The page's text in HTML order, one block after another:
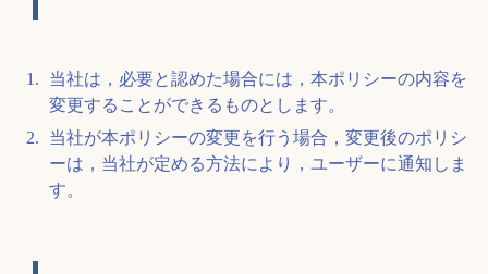
当社は，必要と認めた場合には，本ポリシーの内容を
変更することができるものとします。
当社が本ポリシーの変更を行う場合，変更後のポリシ
ーは，当社が定める方法により，ユーザーに通知しま
す。